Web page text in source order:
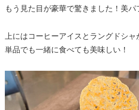
もう見た目が豪華で驚きました！美パ
上にはコーヒーアイスとラングドシャ
単品でも一緒に食べても美味しい！